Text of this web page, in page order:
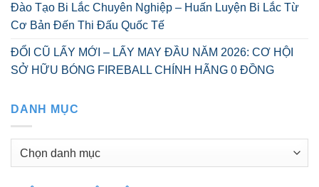
Đào Tạo Bi Lắc Chuyên Nghiệp – Huấn Luyện Bi Lắc Từ
Cơ Bản Đến Thi Đấu Quốc Tế
ĐỔI CŨ LẤY MỚI – LẤY MAY ĐẦU NĂM 2026: CƠ HỘI
SỞ HỮU BÓNG FIREBALL CHÍNH HÃNG 0 ĐỒNG
DANH MỤC
Danh